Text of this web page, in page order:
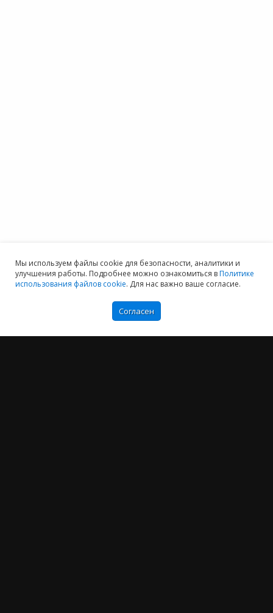
Мы используем файлы cookie для безопасности, аналитики и
улучшения работы. Подробнее можно ознакомиться вПолитике
использования файлов cookie. Для нас важно ваше согласие.
Согласен